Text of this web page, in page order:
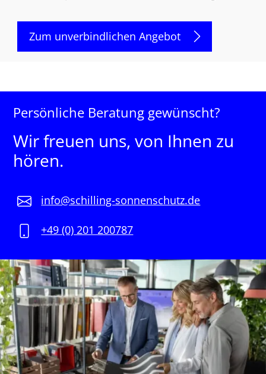
Zum unverbindlichen Angebot
Persönliche Beratung gewünscht?
Wir freuen uns, von Ihnen zu
hören.
info@schilling-sonnenschutz.de
+49 (0) 201 200787